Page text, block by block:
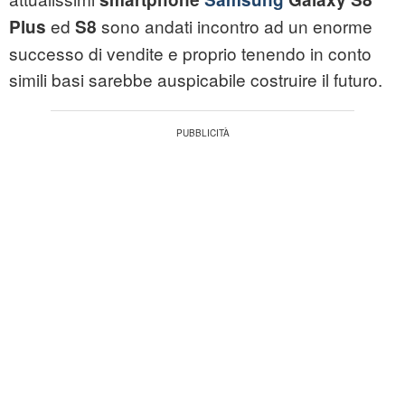
Plus ed S8 sono andati incontro ad un enorme
successo di vendite e proprio tenendo in conto
simili basi sarebbe auspicabile costruire il futuro.